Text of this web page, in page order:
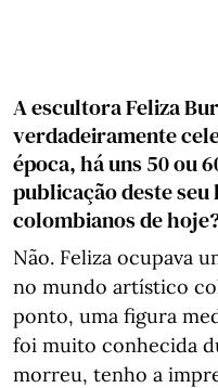
A escultora Feliza
verdadeiramente
época, há uns 50 ou
publicação deste
colombianos de
Não. Feliza ocupava
no mundo artístico
ponto, uma figura
foi muito conhecida
morreu, tenho a